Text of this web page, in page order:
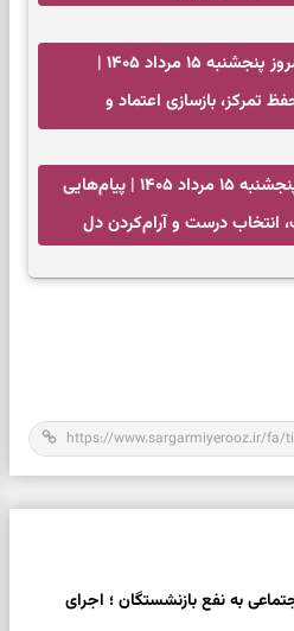
فال فرشتگان امروز پنجشنبه ۱۵ مرداد ۱۴۰۵ |
تمرکز، بازسازی اعتماد و
فال انبیا امروز پنجشنبه ۱۵ مرداد ۱۴۰۵ | پیام‌هایی
انتخاب درست و آرام‌کردن دل
به نفع بازنشستگان ؛ اجرای